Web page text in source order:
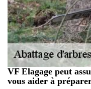
VF Elagage peut
vous aider à